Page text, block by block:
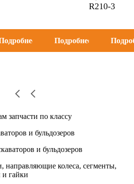
Подробнее
R210-3
запчасти по классу
и бульдозеров
направляющие колеса, сегменты,
и гайки